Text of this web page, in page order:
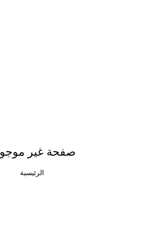
صفحة غير
الرئيسية